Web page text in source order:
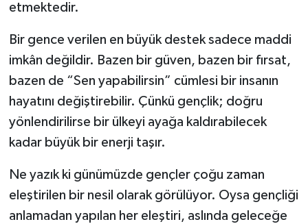
etmektedir.
Bir gence verilen en büyük destek sadece maddi
imkân değildir. Bazen bir güven, bazen bir fırsat,
bazen de “Sen yapabilirsin” cümlesi bir insanın
hayatını değiştirebilir. Çünkü gençlik; doğru
yönlendirilirse bir ülkeyi ayağa kaldırabilecek
kadar büyük bir enerji taşır.
Ne yazık ki günümüzde gençler çoğu zaman
eleştirilen bir nesil olarak görülüyor. Oysa gençliği
anlamadan yapılan her eleştiri, aslında geleceğe